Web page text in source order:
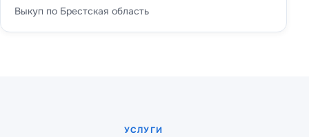
Выкуп по Брестская область
УСЛУГИ